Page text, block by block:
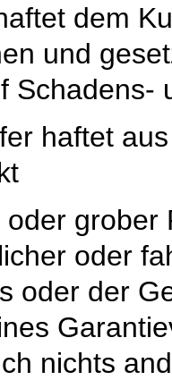
dem
und
Schadens-
haftet
oder grober
oder
oder der
nichts